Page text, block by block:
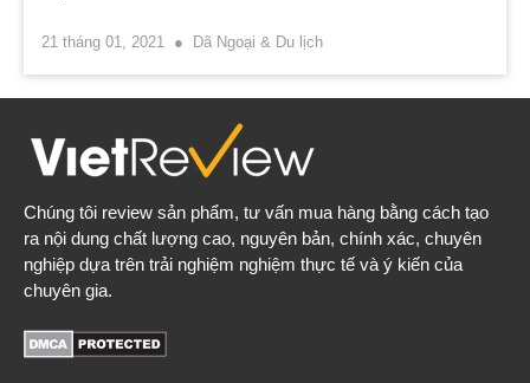
21 tháng 01, 2021 Dã Ngoại & Du lịch
Chúng tôi review sản phẩm, tư vấn mua hàng bằng cách tạo
ra nội dung chất lượng cao, nguyên bản, chính xác, chuyên
nghiệp dựa trên trải nghiệm nghiệm thực tế và ý kiến của
chuyên gia.